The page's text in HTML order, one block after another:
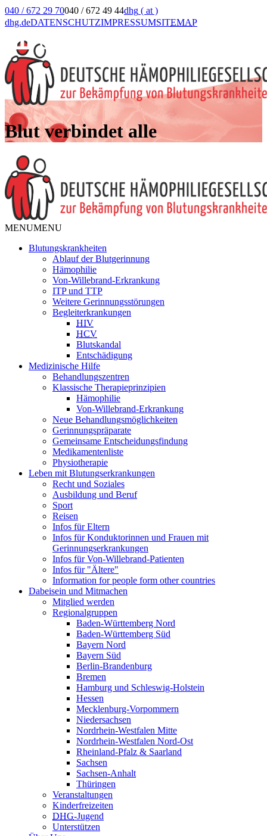
040 / 672 29 70040 / 672 49 44dhg ( at )
dhg.deDATENSCHUTZIMPRESSUMSITEMAP
Blut verbindet alle
MENUMENU
Blutungskrankheiten
Ablauf der Blutgerinnung
Hämophilie
Von-Willebrand-Erkrankung
ITP und TTP
Weitere Gerinnungsstörungen
Begleiterkrankungen
HIV
HCV
Blutskandal
Entschädigung
Medizinische Hilfe
Behandlungszentren
Klassische Therapieprinzipien
Hämophilie
Von-Willebrand-Erkrankung
Neue Behandlungsmöglichkeiten
Gerinnungspräparate
Gemeinsame Entscheidungsfindung
Medikamentenliste
Physiotherapie
Leben mit Blutungserkrankungen
Recht und Soziales
Ausbildung und Beruf
Sport
Reisen
Infos für Eltern
Infos für Konduktorinnen und Frauen mit
Gerinnungserkrankungen
Infos für Von-Willebrand-Patienten
Infos für "Ältere"
Information for people form other countries
Dabeisein und Mitmachen
Mitglied werden
Regionalgruppen
Baden-Württemberg Nord
Baden-Württemberg Süd
Bayern Nord
Bayern Süd
Berlin-Brandenburg
Bremen
Hamburg und Schleswig-Holstein
Hessen
Mecklenburg-Vorpommern
Niedersachsen
Nordrhein-Westfalen Mitte
Nordrhein-Westfalen Nord-Ost
Rheinland-Pfalz & Saarland
Sachsen
Sachsen-Anhalt
Thüringen
Veranstaltungen
Kinderfreizeiten
DHG-Jugend
Unterstützen